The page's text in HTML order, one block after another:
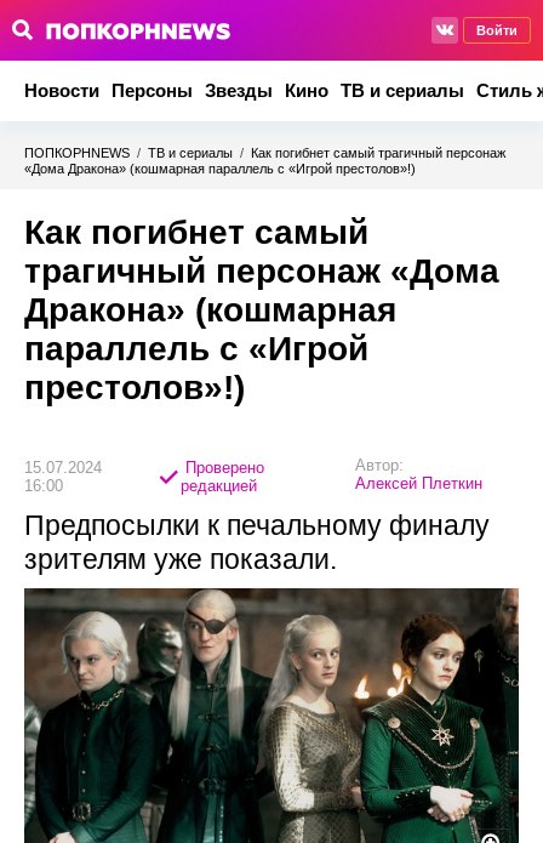
Войти
Новости Персоны Звезды Кино ТВ и сериалы Стиль
ПОПКОРНNEWS / ТВ и сериалы / Как погибнет самый трагичный персонаж
«Дома Дракона» (кошмарная параллель с «Игрой престолов»!)
Как погибнет самый
трагичный персонаж «Дома
Дракона» (кошмарная
параллель с «Игрой
престолов»!)
15.07.2024
16:00
Проверено
редакцией
Автор:
Алексей Плеткин
Предпосылки к печальному финалу
зрителям уже показали.